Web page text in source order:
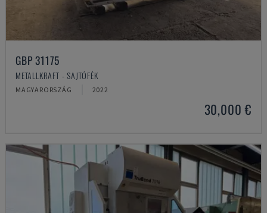
GBP 31175
METALLKRAFT - SAJTÓFÉK
MAGYARORSZÁG 2022
30,000 €